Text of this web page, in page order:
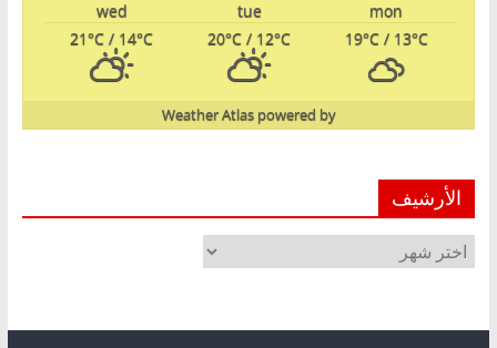
mon
tue
wed
19°C/ 13°C
20°C / 12°C
21°C / 14°C
powered by
Weather Atlas
الأرشيف
الأرشيف